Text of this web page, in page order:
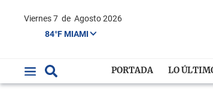
Viernes 7 de Agosto 2026
84°F MIAMI
PORTADA LO